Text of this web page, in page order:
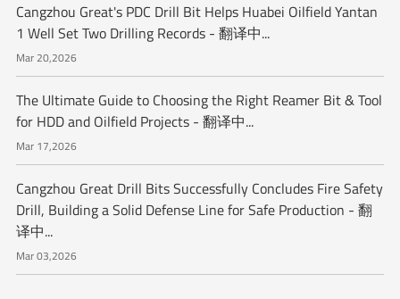
Cangzhou Great's PDC Drill Bit Helps Huabei Oilfield Yantan
1 Well Set Two Drilling Records - 翻译中...
Mar 20,2026
The Ultimate Guide to Choosing the Right Reamer Bit & Tool
for HDD and Oilfield Projects - 翻译中...
Mar 17,2026
Cangzhou Great Drill Bits Successfully Concludes Fire Safety
Drill, Building a Solid Defense Line for Safe Production - 翻
译中...
Mar 03,2026